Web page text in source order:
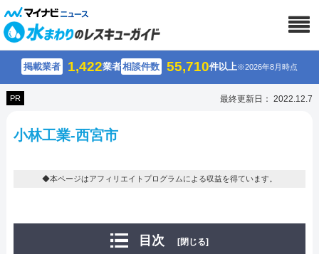
掲載業者 1,422業者相談件数 55,710件以上※2026年8月時点
PR 最終更新日： 2022.12.7
小林工業-西宮市
◆本ページはアフィリエイトプログラムによる収益を得ています。
目次 [閉じる]